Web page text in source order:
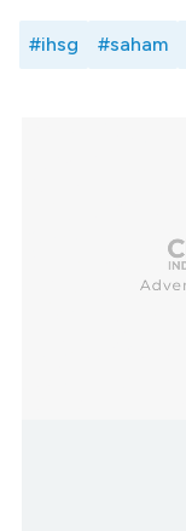
#ihsg #saham